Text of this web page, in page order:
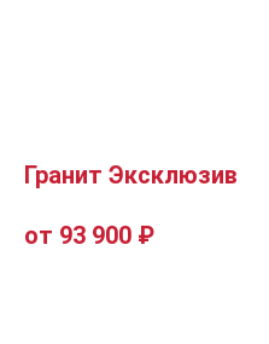
Гранит Эксклюзив
от 93 900 ₽